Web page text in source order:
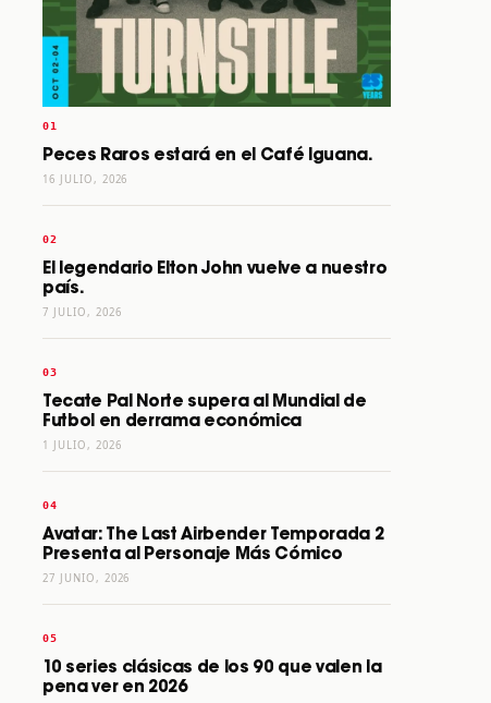
Peces Raros estará en el Café Iguana.
16 JULIO, 2026
El legendario Elton John vuelve a nuestro
país.
7 JULIO, 2026
Tecate Pal Norte supera al Mundial de
Futbol en derrama económica
1 JULIO, 2026
Avatar: The Last Airbender Temporada 2
Presenta al Personaje Más Cómico
27 JUNIO, 2026
10 series clásicas de los 90 que valen la
pena ver en 2026